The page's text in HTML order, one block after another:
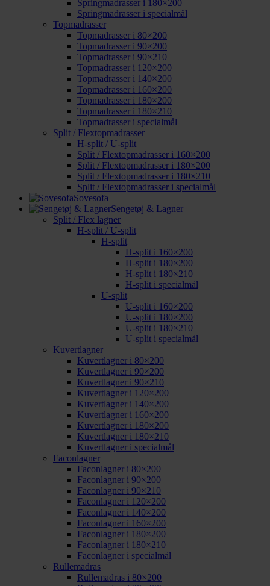
Springmadrasser i 180×200
Springmadrasser i specialmål
Topmadrasser
Topmadrasser i 80×200
Topmadrasser i 90×200
Topmadrasser i 90×210
Topmadrasser i 120×200
Topmadrasser i 140×200
Topmadrasser i 160×200
Topmadrasser i 180×200
Topmadrasser i 180×210
Topmadrasser i specialmål
Split / Flextopmadrasser
H-split / U-split
Split / Flextopmadrasser i 160×200
Split / Flextopmadrasser i 180×200
Split / Flextopmadrasser i 180×210
Split / Flextopmadrasser i specialmål
Sovesofa
Sengetøj & Lagner
Split / Flex lagner
H-split / U-split
H-split
H-split i 160×200
H-split i 180×200
H-split i 180×210
H-split i specialmål
U-split
U-split i 160×200
U-split i 180×200
U-split i 180×210
U-split i specialmål
Kuvertlagner
Kuvertlagner i 80×200
Kuvertlagner i 90×200
Kuvertlagner i 90×210
Kuvertlagner i 120×200
Kuvertlagner i 140×200
Kuvertlagner i 160×200
Kuvertlagner i 180×200
Kuvertlagner i 180×210
Kuvertlagner i specialmål
Faconlagner
Faconlagner i 80×200
Faconlagner i 90×200
Faconlagner i 90×210
Faconlagner i 120×200
Faconlagner i 140×200
Faconlagner i 160×200
Faconlagner i 180×200
Faconlagner i 180×210
Faconlagner i specialmål
Rullemadras
Rullemadras i 80×200